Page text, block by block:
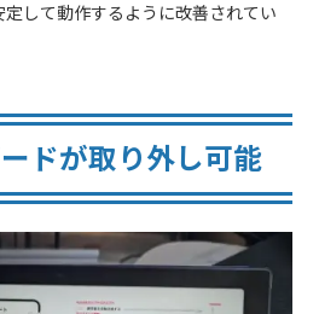
して動作するように改善されてい
ドが取り外し可能